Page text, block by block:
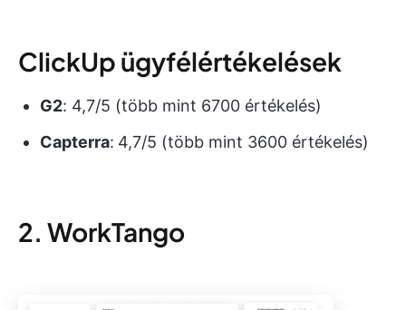
ClickUp ügyfélértékelések
G2: 4,7/5 (több mint 6700 értékelés)
Capterra: 4,7/5 (több mint 3600 értékelés)
2. WorkTango